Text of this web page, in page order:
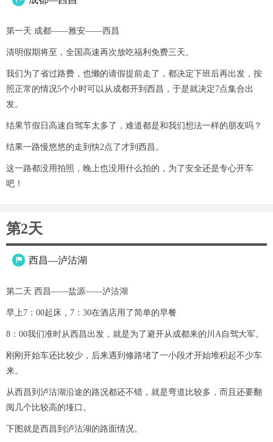
第一天 成都——雅安——西昌
清明假期将至，全国高速再次放吃福利免费三天。
我们为了省过路费，也懒的请假提前走了，都决定下班后再出发，按
照正常的情况5个小时可以从成都开到西昌，于是就决定7点集合出
发。
结果节假日高速自驾车太多了，难道都是和我们想法一样的朋友吗？
结果一路慢悠悠的走到快2点了才到西昌。
这一路都没用拍照，晚上也没用什么拍的，为了安全还是专心开车
吧！
第2天
 西昌—泸沽湖
第二天 西昌——盐源——泸沽湖
早上7：00起床，7：30在酒店用了简单的早餐
8：00我们准时从西昌出发，就是为了避开从成都来的川A自驾大军。
刚刚开始车还比较少，后来遇到修路堵了一小段才开始堆积起不少车
来。
从西昌到泸沽湖沿途的路况都还不错，就是弯道比较多，而且还要翻
阅几个比较高的垭口。
下图就是西昌到泸沽湖的路面情况。